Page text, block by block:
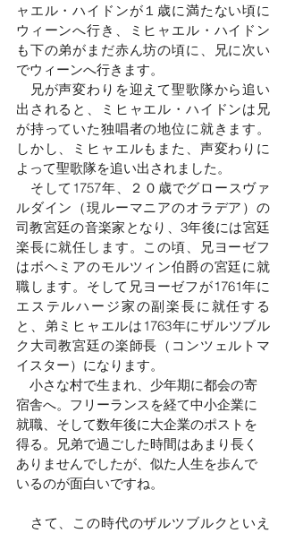
ャエル・ハイドンが１歳に満たない頃に
ウィーンへ行き、ミヒャエル・ハイドン
も下の弟がまだ赤ん坊の頃に、兄に次い
でウィーンへ行きます。
兄が声変わりを迎えて聖歌隊から追い
出されると、ミヒャエル・ハイドンは兄
が持っていた独唱者の地位に就きます。
しかし、ミヒャエルもまた、声変わりに
よって聖歌隊を追い出されました。
そして1757年、２０歳でグロースヴァ
ルダイン（現ルーマニアのオラデア）の
司教宮廷の音楽家となり、3年後には宮廷
楽長に就任します。この頃、兄ヨーゼフ
はボヘミアのモルツィン伯爵の宮廷に就
職します。そして兄ヨーゼフが1761年に
エステルハージ家の副楽長に就任する
と、弟ミヒャエルは1763年にザルツブル
ク大司教宮廷の楽師長（コンツェルトマ
イスター）になります。
小さな村で生まれ、少年期に都会の寄
宿舎へ。フリーランスを経て中小企業に
就職、そして数年後に大企業のポストを
得る。兄弟で過ごした時間はあまり長く
ありませんでしたが、似た人生を歩んで
いるのが面白いですね。
さて、この時代のザルツブルクといえ